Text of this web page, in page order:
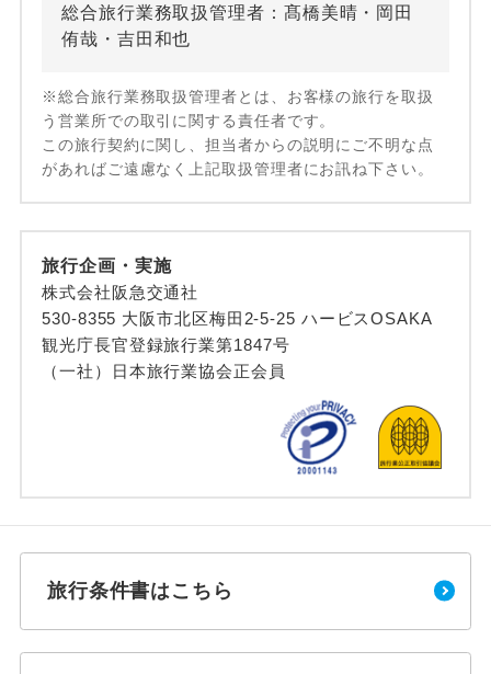
総合旅行業務取扱管理者：髙橋美晴・岡田
侑哉・吉田和也
※総合旅行業務取扱管理者とは、お客様の旅行を取扱
う営業所での取引に関する責任者です。
この旅行契約に関し、担当者からの説明にご不明な点
があればご遠慮なく上記取扱管理者にお訊ね下さい。
旅行企画・実施
株式会社阪急交通社
530-8355 大阪市北区梅田2-5-25 ハービスOSAKA
観光庁長官登録旅行業第1847号
（一社）日本旅行業協会正会員
旅行条件書はこちら